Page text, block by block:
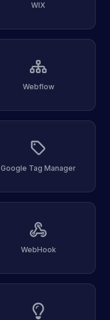
WIX
Webflow
Google Tag Manager
WebHook